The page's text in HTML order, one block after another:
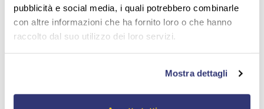
pubblicità e social media, i quali potrebbero combinarle
con altre informazioni che ha fornito loro o che hanno
raccolto dal suo utilizzo dei loro servizi.
Mostra dettagli
Per essiccare i materiali che non richiedono una vera e
propria deumidificazione.